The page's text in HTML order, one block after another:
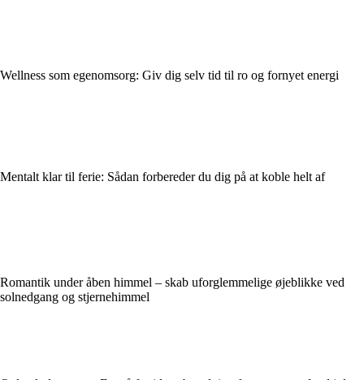
Wellness som egenomsorg: Giv dig selv tid til ro og fornyet energi
Mentalt klar til ferie: Sådan forbereder du dig på at koble helt af
Romantik under åben himmel – skab uforglemmelige øjeblikke ved
solnedgang og stjernehimmel